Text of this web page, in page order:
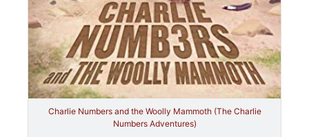
Charlie Numbers and the Woolly Mammoth (The Charlie
Numbers Adventures)